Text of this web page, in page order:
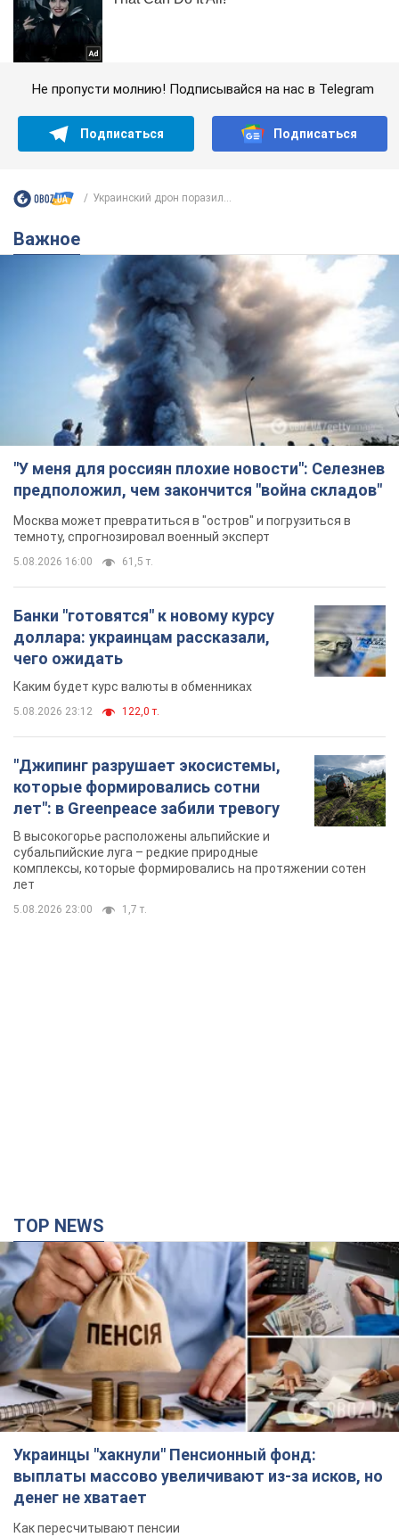
Не пропусти молнию! Подписывайся на нас в Telegram
Подписаться Подписаться
Украинский дрон поразил...
Важное
"У меня для россиян плохие новости": Селезнев
предположил, чем закончится "война складов"
Москва может превратиться в "остров" и погрузиться в
темноту, спрогнозировал военный эксперт
5.08.2026 16:00 61,5 т.
Банки "готовятся" к новому курсу
доллара: украинцам рассказали,
чего ожидать
Каким будет курс валюты в обменниках
5.08.2026 23:12 122,0 т.
"Джипинг разрушает экосистемы,
которые формировались сотни
лет": в Greenpeace забили тревогу
В высокогорье расположены альпийские и
субальпийские луга – редкие природные
комплексы, которые формировались на протяжении сотен
лет
5.08.2026 23:00 1,7 т.
TOP NEWS
Украинцы "хакнули" Пенсионный фонд:
выплаты массово увеличивают из-за исков, но
денег не хватает
Как пересчитывают пенсии